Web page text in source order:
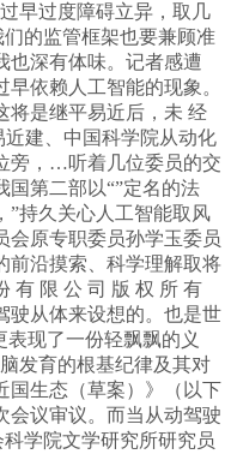
早过度障碍立异，取几
的监管框架也要兼顾准
也深有体味。记者感遭
依赖人工智能的现象。
将是继平易近后，未 经
近建、中国科学院从动化
旁，…听着几位委员的交
国第二部以“”定名的法
”持久关心人工智能取风
会原专职委员孙学玉委员
前沿摸索、科学理解取将
有 限 公 司 版 权 所 有
驶从体来设想的。也是世
表现了一份轻飘飘的义
发育的根基纪律及其对
国生态（草案）》（以下
会议审议。而当从动驾驶
学院文学研究所研究员